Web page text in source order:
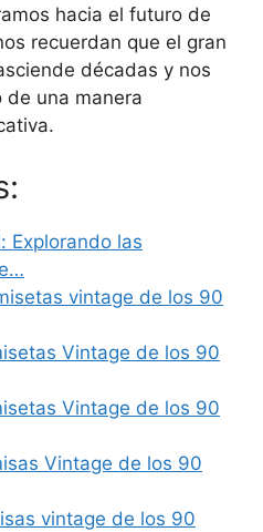
hacia el futuro de
recuerdan que el gran
décadas y nos
de una manera
Explorando las
vintage de los 90
Vintage de los 90
Vintage de los 90
Vintage de los 90
vintage de los 90